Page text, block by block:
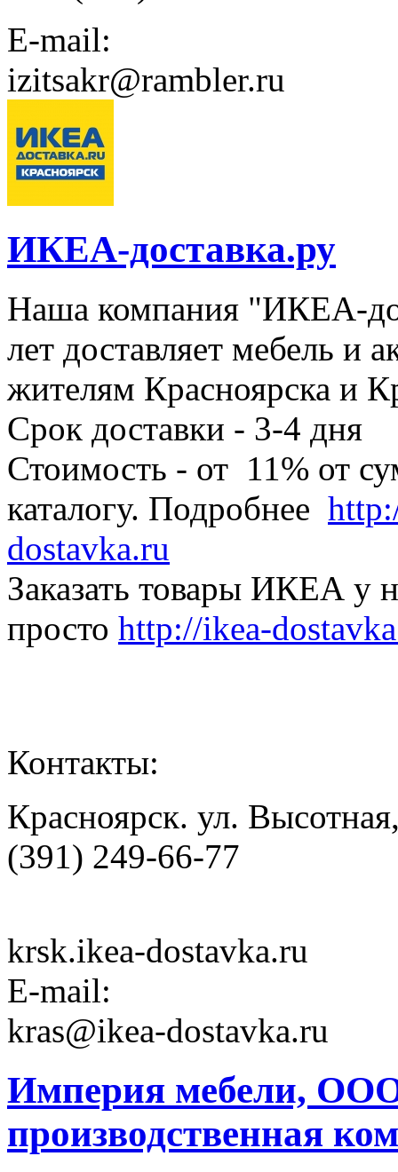
E-mail:
izitsakr@rambler.ru
ИКЕА-доставка.ру
Наша компания "ИКЕА-
лет доставляет мебель и
жителям Красноярска и
Срок доставки - 3-4 дня
Стоимость - от 11% от
каталогу. Подробнее
dostavka.ru
Заказать товары ИКЕА у
просто http://ikea-
Контакты:
Красноярск. ул.
(391) 249-66-77
krsk.ikea-dostavka.ru
E-mail:
kras@ikea-dostavka.ru
Империя мебели,
производственная